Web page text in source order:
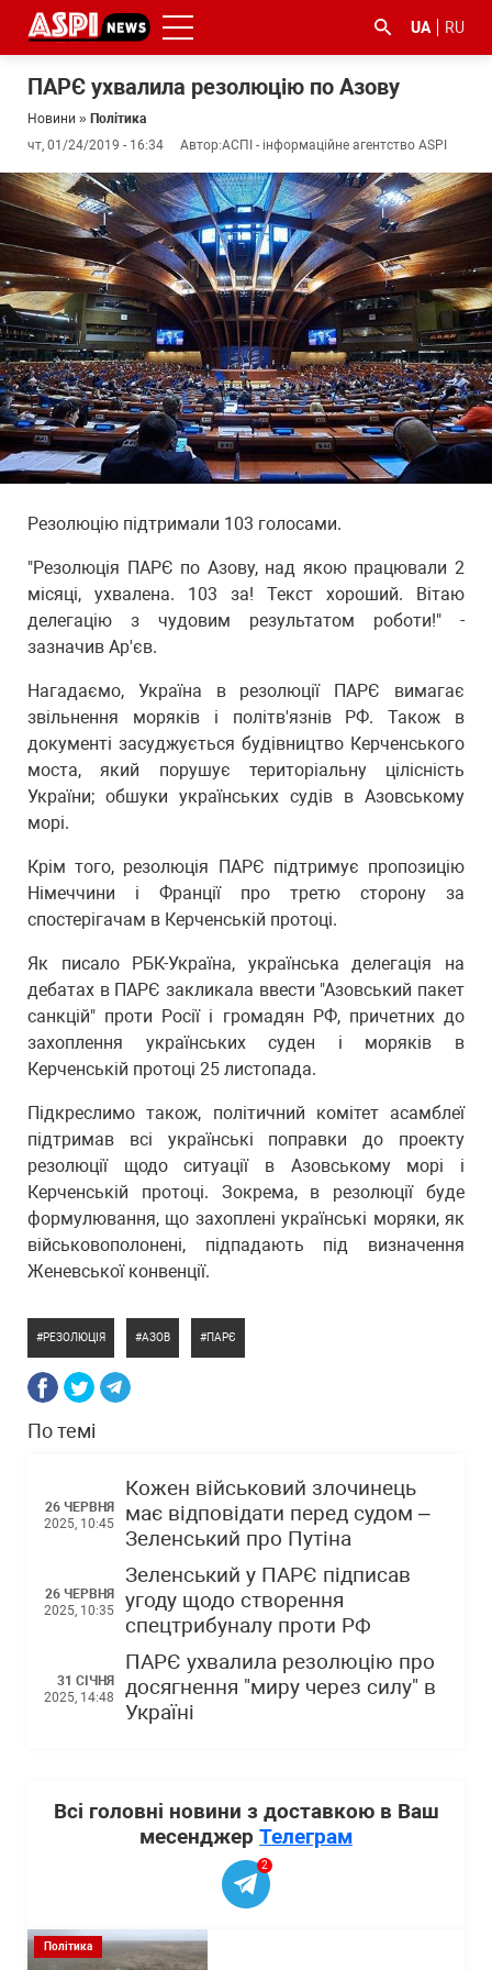
UA RU
ПАРЄ ухвалила резолюцію по Азову
Новини » Політика
чт, 01/24/2019 - 16:34
Автор:АСПІ - інформаційне агентство ASPI
Резолюцію підтримали 103 голосами.
"Резолюція ПАРЄ по Азову, над якою працювали 2
місяці, ухвалена. 103 за! Текст хороший. Вітаю
делегацію з чудовим результатом роботи!" -
зазначив Ар'єв.
Нагадаємо, Україна в резолюції ПАРЄ вимагає
звільнення моряків і політв'язнів РФ. Також в
документі засуджується будівництво Керченського
моста, який порушує територіальну цілісність
України; обшуки українських судів в Азовському
морі.
Крім того, резолюція ПАРЄ підтримує пропозицію
Німеччини і Франції про третю сторону за
спостерігачам в Керченській протоці.
Як писало РБК-Україна, українська делегація на
дебатах в ПАРЄ закликала ввести "Азовський пакет
санкцій" проти Росії і громадян РФ, причетних до
захоплення українських суден і моряків в
Керченській протоці 25 листопада.
Підкреслимо також, політичний комітет асамблеї
підтримав всі українські поправки до проекту
резолюції щодо ситуації в Азовському морі і
Керченській протоці. Зокрема, в резолюції буде
формулювання, що захоплені українські моряки, як
військовополонені, підпадають під визначення
Женевської конвенції.
РЕЗОЛЮЦІЯ АЗОВ ПАРЄ
По темі
26 ЧЕРВНЯ
2025, 10:45
Кожен військовий злочинець
має відповідати перед судом –
Зеленський про Путіна
26 ЧЕРВНЯ
2025, 10:35
Зеленський у ПАРЄ підписав
угоду щодо створення
cпецтрибуналу проти РФ
31 СІЧНЯ
2025, 14:48
ПАРЄ ухвалила резолюцію про
досягнення "миру через силу" в
Україні
Всі головні новини з доставкою в Ваш
месенджер Телеграм
2
Політика
#ООС
#боротьба
з
корупцією
#ДФС #Київ #коронавірус